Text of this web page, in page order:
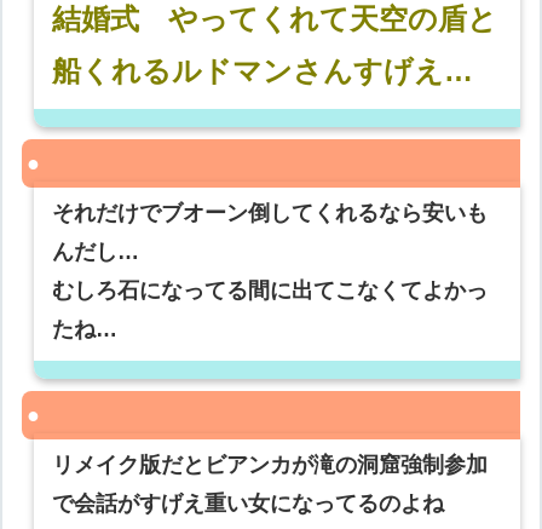
結婚式 やってくれて天空の盾と
船くれるルドマンさんすげえ…
それだけでブオーン倒してくれるなら安いも
んだし…
むしろ石になってる間に出てこなくてよかっ
たね…
リメイク版だとビアンカが滝の洞窟強制参加
で会話がすげえ重い女になってるのよね